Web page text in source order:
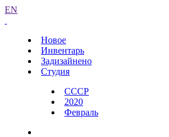
EN
Новое
Инвентарь
Задизайнено
Студия
СССР
2020
Февраль